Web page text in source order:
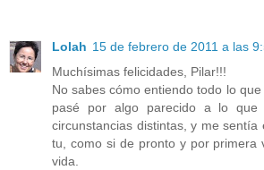
Lolah 15 de febrero de 2011 a las
Muchísimas felicidades, Pilar!!!
No sabes cómo entiendo todo lo
pasé por algo parecido a lo que
circunstancias distintas, y me sentía
tu, como si de pronto y por primera
vida.